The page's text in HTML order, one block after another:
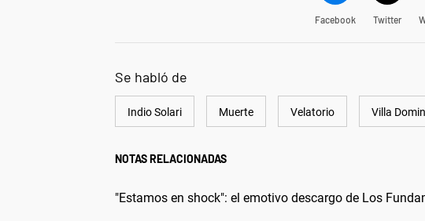
Facebook Twitter
Se habló de
Indio Solari Muerte Velatorio Villa
NOTAS RELACIONADAS
"Estamos en shock": el emotivo descargo de Los